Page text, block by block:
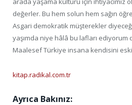
değerler. Bu hem solun hem sağın
Asgari demokratik müşterekler
yaşımda niye hâlâ bu lafları ediyorum
Maalesef Türkiye insana kendisini
kitap.radikal.com.tr
Ayrıca Bakınız: